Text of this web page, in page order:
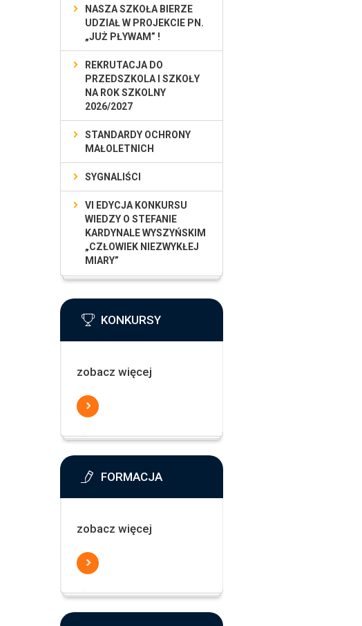
NASZA SZKOŁA BIERZE
UDZIAŁ W PROJEKCIE PN.
„JUŻ PŁYWAM” !
REKRUTACJA DO
PRZEDSZKOLA I SZKOŁY
NA ROK SZKOLNY
2026/2027
STANDARDY OCHRONY
MAŁOLETNICH
SYGNALIŚCI
VI EDYCJA KONKURSU
WIEDZY O STEFANIE
KARDYNALE WYSZYŃSKIM
„CZŁOWIEK NIEZWYKŁEJ
MIARY”
KONKURSY
zobacz więcej
FORMACJA
zobacz więcej